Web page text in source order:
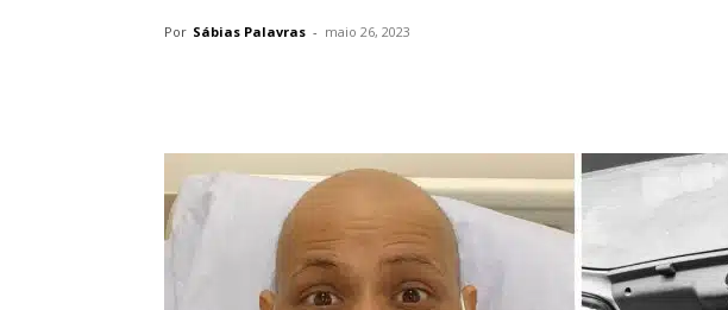
Por Sábias Palavras - maio 26, 2023